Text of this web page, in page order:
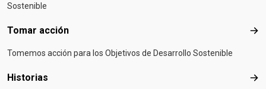
Sostenible
Tomar acción
Tomemos acción para los Objetivos de Desarrollo Sostenible
Historias